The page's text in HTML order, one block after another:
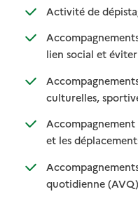
Activité de
lien social et
culturelles,
et les
:
:
quotidienne (AVQ)
:
: